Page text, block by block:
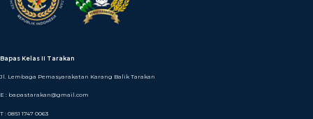
Bapas Kelas II Tarakan
Jl. Lembaga Pemasyarakatan Karang Balik Tarakan
E : bapastarakan@gmail.com
T : 0851 1747 0063